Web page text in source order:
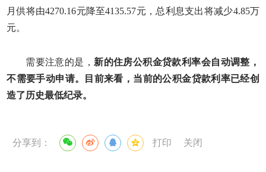
月供将由4270.16元降至4135.57元，总利息支出将减少4.85万
元。
需要注意的是， 新的住房公积金贷款利率会自动调整，
不需要手动申请。
目前来看，当前的公积金贷款利率已经创
造了历史最低纪录。
分享到： 打印 关闭